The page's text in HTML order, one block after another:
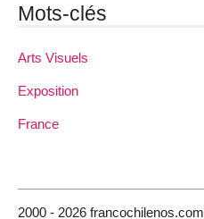
Mots-clés
Arts Visuels
Exposition
France
2000 - 2026 francochilenos.com